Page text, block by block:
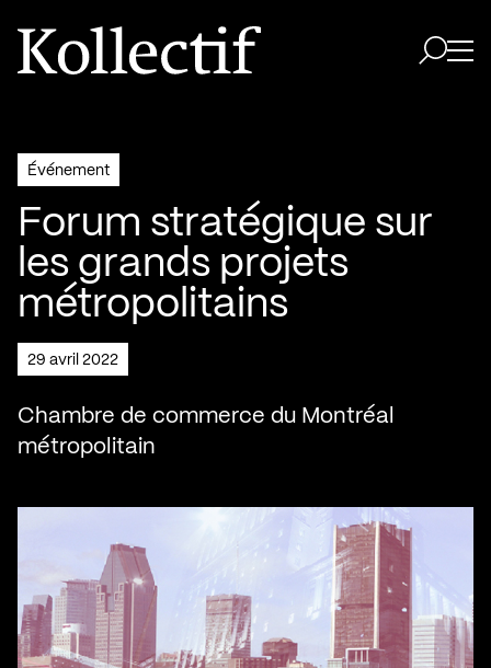
Aller à la page d'accueil
Logo Kollectif
Événement
Forum stratégique sur
les grands projets
métropolitains
29 avril 2022
Chambre de commerce du Montréal
métropolitain